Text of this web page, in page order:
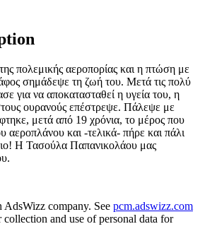
πολεμικής αεροπορίας και η πτώση με
σημάδεψε τη ζωή του. Μετά τις πολύ
για να αποκατασταθεί η υγεία του, η
ουρανούς επέστρεψε. Πάλεψε με
μετά από 19 χρόνια, το μέρος που
αεροπλάνου και -τελικά- πήρε και πάλι
Η Τασούλα Παπανικολάου μας
AdsWizz company. See pcm.adswizz.com
and use of personal data for